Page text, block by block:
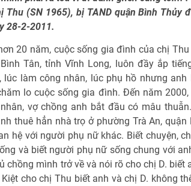
Thu (SN 1965), bị TAND quận Bình Thủy
28-2-2011.
20 năm, cuộc sống gia đình của chị
Tân, tỉnh Vĩnh Long, luôn đầy ắp
lúc làm công nhân, lúc phụ hồ nhưng
lo cuộc sống gia đình. Đến năm
vợ chồng anh bắt đầu có mâu
thuê hẳn nhà trọ ở phường Trà An,
hệ với người phụ nữ khác. Biết chuyện,
và biết người phụ nữ sống chung với
chồng mình trở về và nói rõ cho chị D. biết
cho chị Thu biết anh và chị D. không